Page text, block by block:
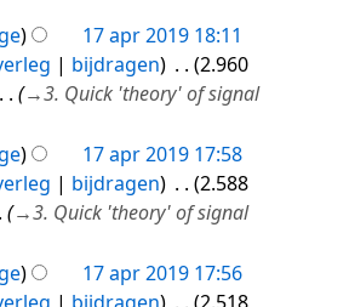
17 apr 2019 18:11
bijdragen
2.960
→3. Quick 'theory' of signal
17 apr 2019 17:58
bijdragen
2.588
→3. Quick 'theory' of signal
17 apr 2019 17:56